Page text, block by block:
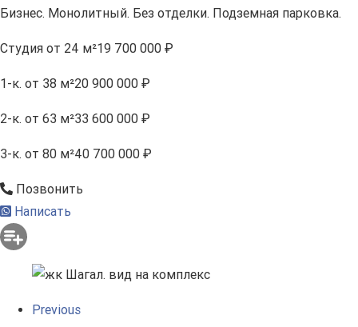
Бизнес. Монолитный. Без отделки. Подземная парковка.
Студия от 24 м²19 700 000 ₽
1-к. от 38 м²20 900 000 ₽
2-к. от 63 м²33 600 000 ₽
3-к. от 80 м²40 700 000 ₽
Позвонить
Написать
Previous